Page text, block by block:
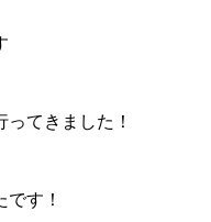
てきました！
す！